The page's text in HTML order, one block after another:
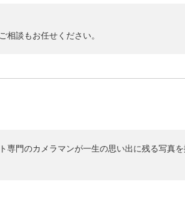
相談もお任せください。
門のカメラマンが一生の思い出に残る写真を